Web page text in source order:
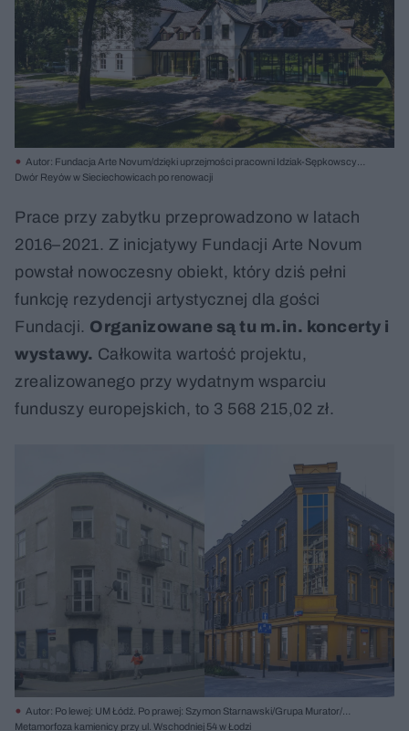
Autor: Fundacja Arte Novum/dzięki uprzejmości pracowni Idziak-Sępkowscy
Architekci/ Materiały prasowe
Dwór Reyów w Sieciechowicach po renowacji
Prace przy zabytku przeprowadzono w latach
2016–2021. Z inicjatywy Fundacji Arte Novum
powstał nowoczesny obiekt, który dziś pełni
funkcję rezydencji artystycznej dla gości
Fundacji. Organizowane są tu m.in. koncerty i
wystawy. Całkowita wartość projektu,
zrealizowanego przy wydatnym wsparciu
funduszy europejskich, to 3 568 215,02 zł.
Autor: Po lewej: UM Łódź. Po prawej: Szymon Starnawski/Grupa Murator/
Materiały prasowe
Metamorfoza kamienicy przy ul. Wschodniej 54 w Łodzi